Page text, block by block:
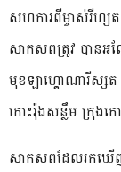
សហការពីម្ចាស់រីហ្
សាកសពត្រូវ បានអ
មុខឡាហ្គោណារីស្សត
កោះរ៉ុងសន្លឹម ក្រុងក
សាកសពដែលរកឃេីញ